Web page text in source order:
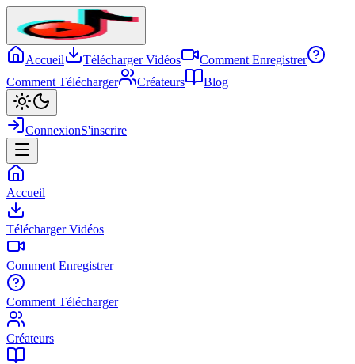
Accueil Télécharger Vidéos
Comment Enregistrer
Comment Télécharger
Créateurs Blog
ConnexionS'inscrire
Accueil
Télécharger Vidéos
Comment Enregistrer
Comment Télécharger
Créateurs